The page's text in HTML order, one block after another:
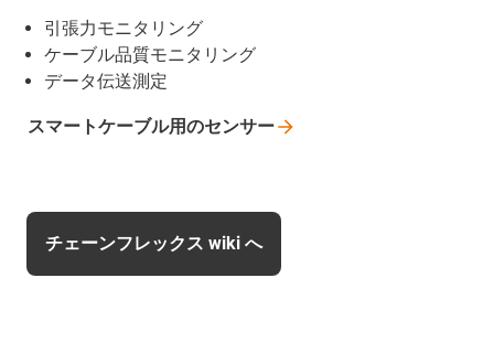
引張力モニタリング
ケーブル品質モニタリング
データ伝送測定
スマートケーブル用のセンサー
チェーンフレックス wiki へ